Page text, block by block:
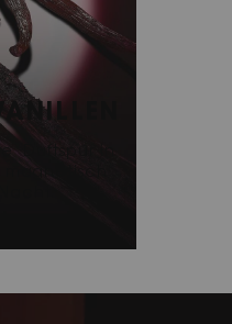
Duftspur in